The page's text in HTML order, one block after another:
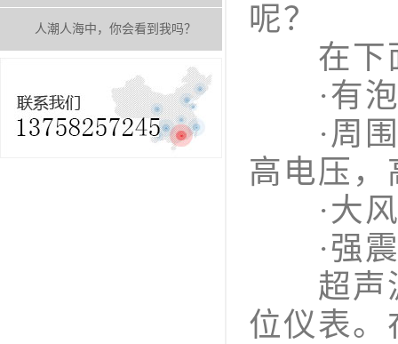
人潮人海中，你会看到我吗？
呢？
在下面
·有泡
·周围
高电压
·大风
·强震
超声波
位仪表。